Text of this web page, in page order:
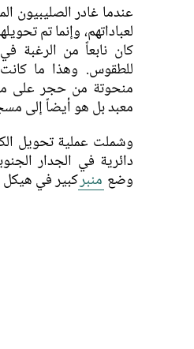
عندما غادر الصليبيون
لعباداتهم، وإنما تم
كان نابعاً من الرغبة
للطقوس. وهذا ما كانت
منحوتة من حجر على
معبد بل هو أيضاً إلى
وشملت عملية تحويل
دائرية في الجدار
وضع منبركبير في هيكل